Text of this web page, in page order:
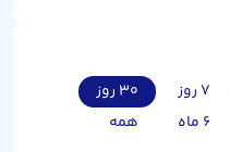
۷ روز
۳۰ روز
۶ ماه
همه